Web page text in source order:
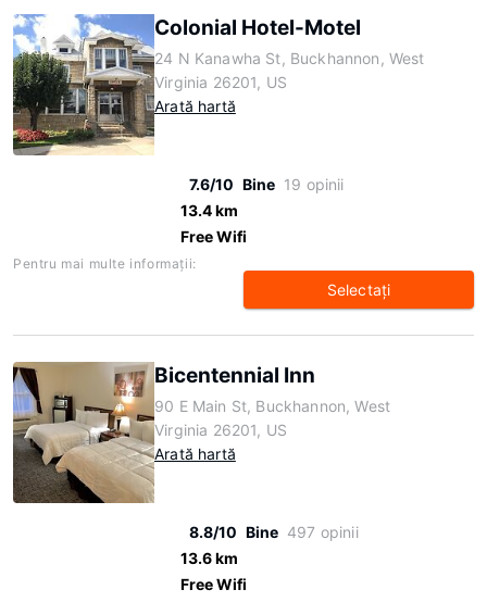
Colonial Hotel-Motel
24 N Kanawha St, Buckhannon, West
Virginia 26201, US
Arată hartă
7.6/10 Bine 19 opinii
13.4 km
Free Wifi
Pentru mai multe informaţii:
Selectaţi
Bicentennial Inn
90 E Main St, Buckhannon, West
Virginia 26201, US
Arată hartă
8.8/10 Bine 497 opinii
13.6 km
Free Wifi